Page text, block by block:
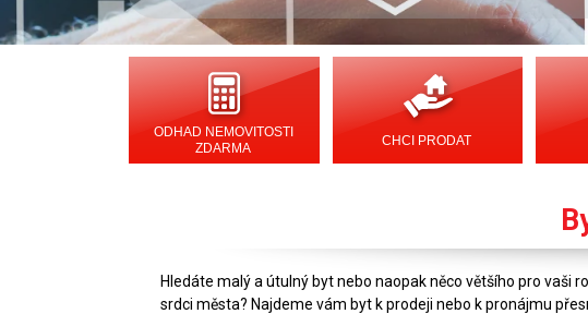
ODHAD NEMOVITOSTI
ZDARMA
CHCI PRODAT
Hledáte malý a útulný byt nebo naopak něco většího pro vaši
srdci města? Najdeme vám byt k prodeji nebo k pronájmu